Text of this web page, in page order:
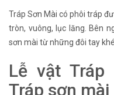
Tráp Sơn Mài có phôi tráp
tròn, vuông, lục lăng. Bên
sơn mài từ những đôi tay
Lễ vật
Tráp sơn mài